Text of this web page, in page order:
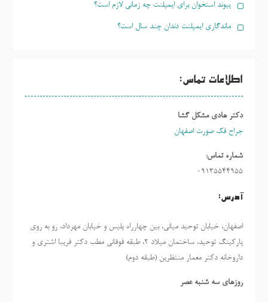
پیوند استخوان برای ایمپلنت چه زمانی لازم است؟
ماندگاری ایمپلنت دندان چند سال است؟
اطلاعات تماس:
دکتر هادی مشکل گشا
جراح فک صورت اصفهان
شماره تماس:
09135544955
آدرس:
اصفهان، خیابان توحید میانی، بین چهارراه پلیس و خیابان مهرداد، رو به روی
پارکینگ توحید، ساختمان میلاد ٢، طبقه فوقانی مطب دکتر فریبا اشتری و
داروخانه دکتر معمار منتظرین (طبقه دوم)
روزهاي سه شنبه عصر